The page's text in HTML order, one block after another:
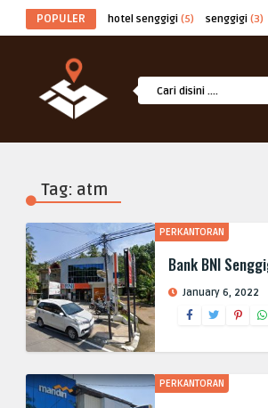
POPULER hotel senggigi (5) senggigi (3)
Tag: atm
PERKANTORAN
Bank BNI
January 6, 2022
PERKANTORAN